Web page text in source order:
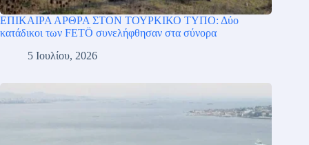
ΕΠΙΚΑΙΡΑ ΑΡΘΡΑ ΣΤΟΝ ΤΟΥΡΚΙΚΟ ΤΥΠΟ: Δύο
κατάδικοι των FETÖ συνελήφθησαν στα σύνορα
5 Ιουλίου, 2026